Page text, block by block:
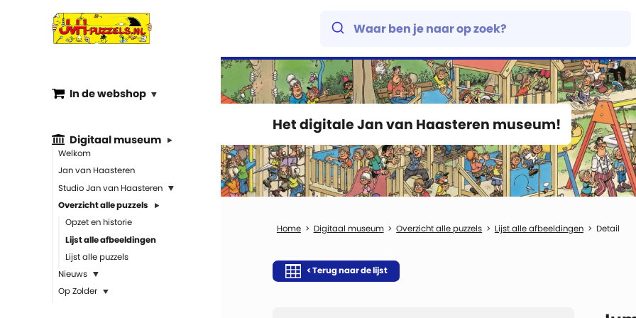
Het digitale Jan van Haasteren museum!
In de webshop
Digitaal museum
Welkom
Jan van Haasteren
Studio Jan van Haasteren
Overzicht alle puzzels
Opzet en historie
Lijst alle afbeeldingen
Lijst alle puzzels
Nieuws
Op Zolder
Digitaal museum Overzicht alle puzzels Lijst alle afbeeldingen Detail
< Terug naar de lijst